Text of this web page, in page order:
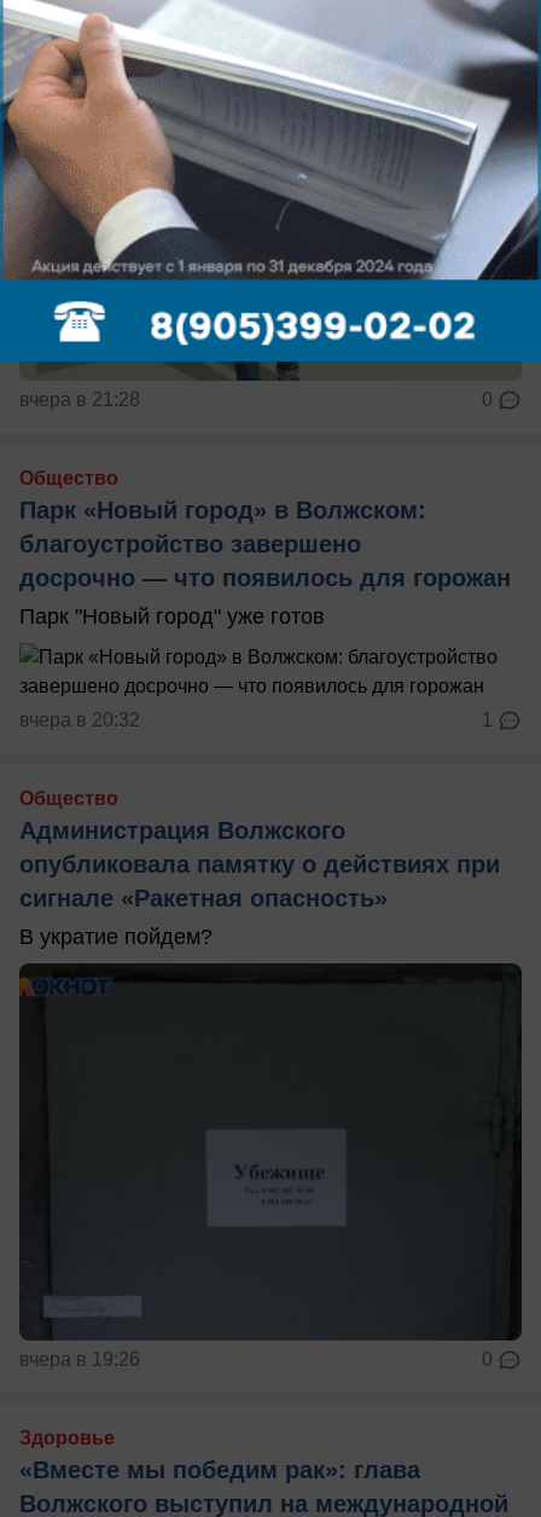
вчера в 21:28 0
Общество
Парк «Новый город» в Волжском:
благоустройство завершено
досрочно — что появилось для горожан
Парк "Новый город" уже готов
вчера в 20:32 1
Общество
Администрация Волжского
опубликовала памятку о действиях при
сигнале «Ракетная опасность»
В укратие пойдем?
вчера в 19:26 0
Здоровье
«Вместе мы победим рак»: глава
Волжского выступил на международной